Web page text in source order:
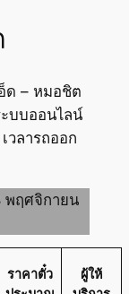
ด – หมอชิต
บบออนไลน์
วลารถออก
พฤศจิกายน
ราคาตั๋ว
ผู้ให้